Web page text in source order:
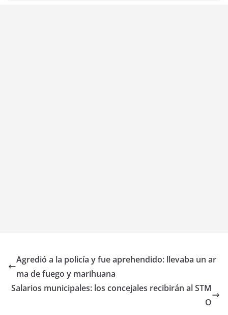
Agredió a la policía y fue aprehendido: llevaba un ar
ma de fuego y marihuana
Salarios municipales: los concejales recibirán al STM
O